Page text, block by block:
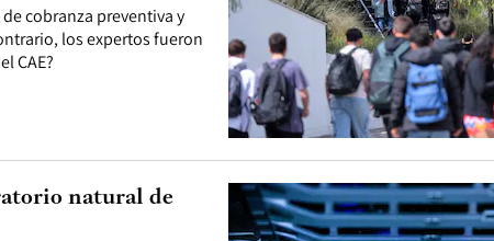
cobranza preventiva y
los expertos fueron
CAE?
natural de